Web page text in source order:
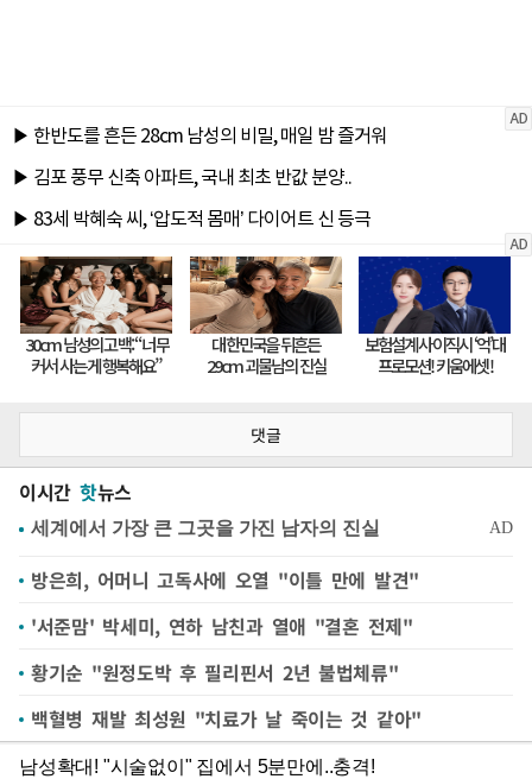
댓글
이시간 핫뉴스
방은희, 어머니 고독사에 오열 "이틀 만에 발견"
'서준맘' 박세미, 연하 남친과 열애 "결혼 전제"
황기순 "원정도박 후 필리핀서 2년 불법체류"
백혈병 재발 최성원 "치료가 날 죽이는 것 같아"